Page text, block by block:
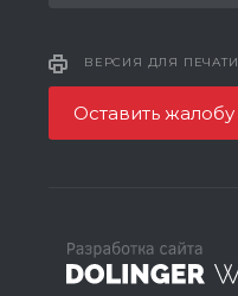
ВЕРСИЯ ДЛЯ ПЕЧАТИ
Оставить жалобу